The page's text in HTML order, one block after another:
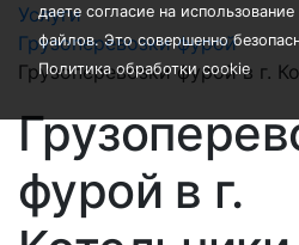
Услуги
Грузоперевозки фурой
Грузоперевозки фурой в г.
фурой в г.
даете согласие на
файлов. Это совершенно
Политика обработки cookie